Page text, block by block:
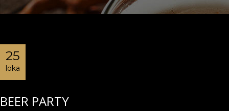
25
loka
BEER PARTY